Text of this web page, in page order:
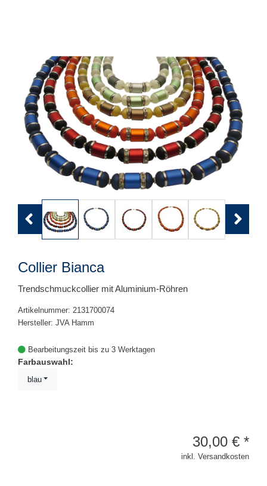
Previous Next
Collier Bianca
Trendschmuckcollier mit Aluminium-Röhren
Artikelnummer: 2131700074
Hersteller: JVA Hamm
Bearbeitungszeit bis zu 3 Werktagen
Farbauswahl:
blau
30,00 € *
inkl. Versandkosten